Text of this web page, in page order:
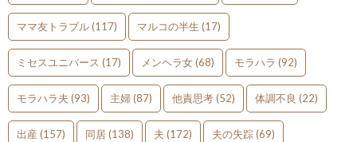
ママ友トラブル(117) マルコの半生 (17)
ミセスユニバース (17) メンヘラ女(68) モラハラ (92)
モラハラ夫 (93) 主婦(87) 他責思考(52) 体調不良 (22)
出産 (157) 同居(138) 夫 (172) 夫の失踪(69)